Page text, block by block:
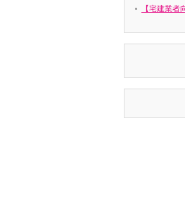
【宅建業者